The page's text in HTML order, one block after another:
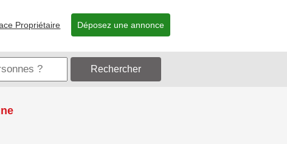
Propriétaire Déposez une annonce
Rechercher